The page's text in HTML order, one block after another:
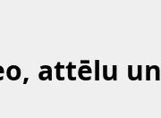
attēlu un